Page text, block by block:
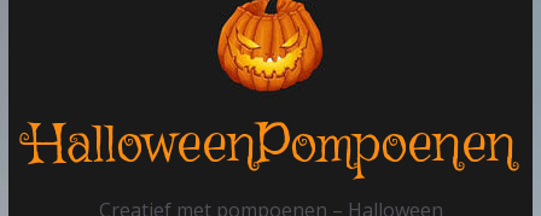
HalloweenPompoenen
Creatief met pompoenen – Halloween